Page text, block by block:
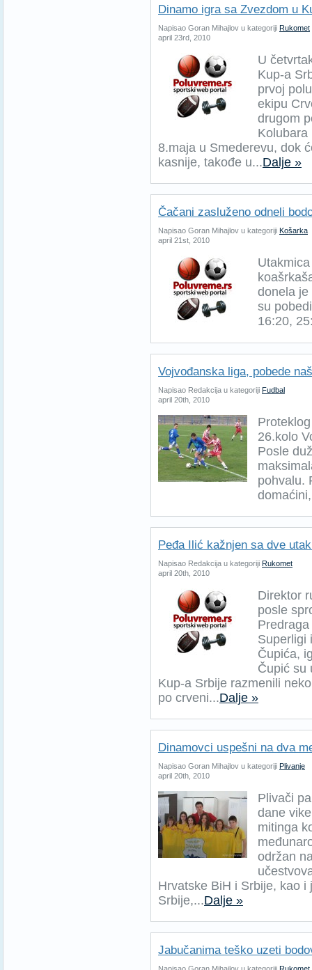
Dinamo igra sa Zvezdom u
Napisao Goran Mihajlov u kategoriji Rukomet
april 23rd, 2010
U
Kup-a
prvoj
ekipu
drugom
Kolubara
8.maja u Smederevu, dok
kasnije, takođe u...Dalje »
Čačani zasluženo odneli
Napisao Goran Mihajlov u kategoriji Košarka
april 21st, 2010
donela je
su
16:20,
Vojvođanska liga, pobede
Napisao Redakcija u kategoriji Fudbal
april 20th, 2010
26.kolo
Posle
pohvalu.
Peđa Ilić kažnjen sa dve
Napisao Redakcija u kategoriji Rukomet
april 20th, 2010
Direktor
posle
Superligi
Čupića,
Čupić su
Kup-a Srbije razmenili
po crveni...Dalje »
Dinamovci uspešni na dva
Napisao Goran Mihajlov u kategoriji Plivanje
april 20th, 2010
Plivači
dane
mitinga
održan
Hrvatske BiH i Srbije, kao
Srbije,...Dalje »
Jabučanima teško uzeti